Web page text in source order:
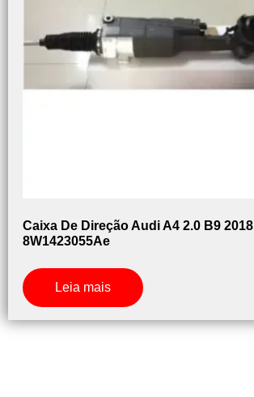
Caixa De Direção Audi A4 2.0 B9 2018
8W1423055Ae
Leia mais